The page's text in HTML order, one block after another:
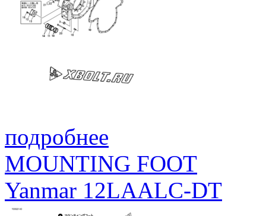
подробнее
MOUNTING FOOT
Yanmar 12LAALC-DT